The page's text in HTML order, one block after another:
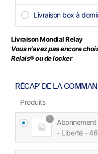
Livraison box à
Livraison Mondial Relay
Vous n'avez pas encore
Relais® ou de locker
RÉCAP' DE LA
Produits
1
Abonnement
- Liberté -